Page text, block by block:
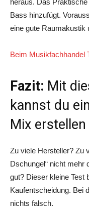
heraus. Das
Bass hinzufügt.
eine gute Raumakustik
Beim Musikfachhandel
Fazit: Mit
kannst du
Mix erstellen
Zu viele Hersteller? Zu
Dschungel“ nicht mehr
gut? Dieser kleine Test
Kaufentscheidung. Bei
nichts falsch.